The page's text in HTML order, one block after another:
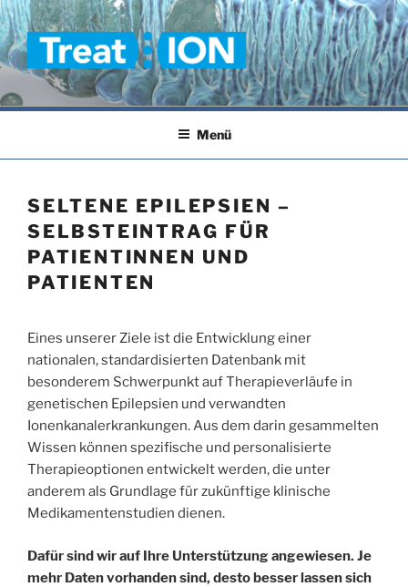
Zum
Inhalt
springen
TREAT-ION
Menü
SELTENE EPILEPSIEN –
SELBSTEINTRAG FÜR
PATIENTINNEN UND
PATIENTEN
Eines unserer Ziele ist die Entwicklung einer
nationalen, standardisierten Datenbank mit
besonderem Schwerpunkt auf Therapieverläufe in
genetischen Epilepsien und verwandten
Ionenkanalerkrankungen. Aus dem darin gesammelten
Wissen können spezifische und personalisierte
Therapieoptionen entwickelt werden, die unter
anderem als Grundlage für zukünftige klinische
Medikamentenstudien dienen.
Dafür sind wir auf Ihre Unterstützung angewiesen. Je
mehr Daten vorhanden sind, desto besser lassen sich